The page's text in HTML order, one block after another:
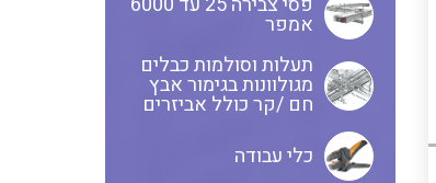
חוטים קשיחים
כבלים נטולי הלוגן
אמפר
תעלות וסולמות כבלים
מגולוונות בגימור אבץ
חם /קר כולל אביזרים
כלי עבודה